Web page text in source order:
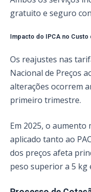
gratuito e seguro
Impacto do IPCA no
Os reajustes nas
Nacional de Preços
alterações ocorrem
primeiro trimestre.
Em 2025, o aumento
aplicado tanto ao
dos preços afeta
peso superior a 5 kg